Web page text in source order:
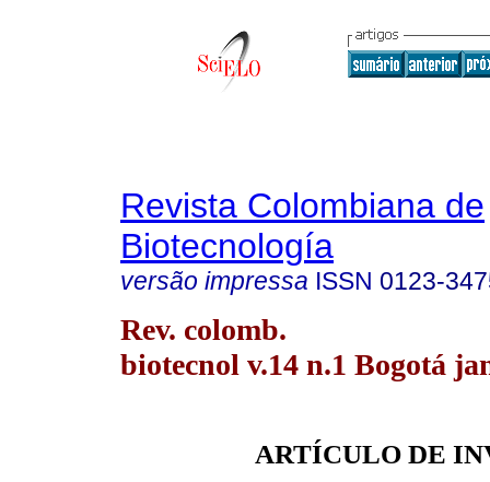
Revista Colombiana de
Biotecnología
versão impressa ISSN 0123-
Rev. colomb.
biotecnol v.14 n.1 Bogotá
ARTÍCULO DE